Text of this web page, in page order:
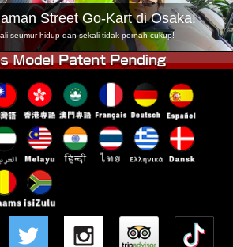
Osaka
Street Go-Kart di Osaka!
seumur hidup dan sekali tidak pernah cukup!